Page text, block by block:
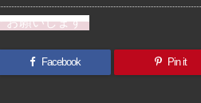
e
a
d
m
bl
r
b
o
ar
n
dr
o
お願いします
Facebook Pin it